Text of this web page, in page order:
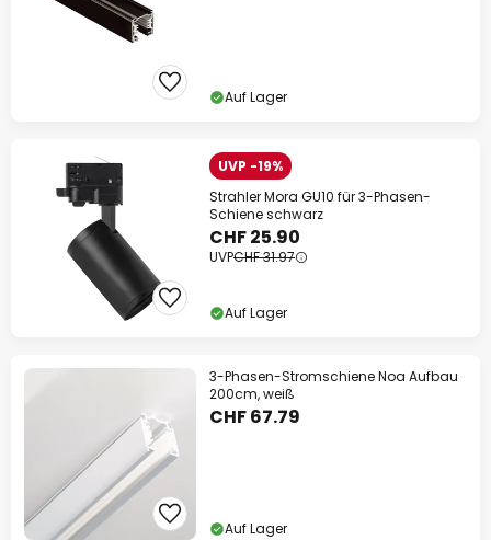
Auf Lager
UVP -19%
Strahler Mora GU10 für 3-Phasen-
Schiene schwarz
CHF 25.90
UVPCHF 31.97
Auf Lager
3-Phasen-Stromschiene Noa Aufbau
200cm, weiß
CHF 67.79
Auf Lager